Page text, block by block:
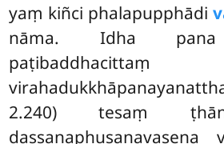
yaṃ kiñci phalapupphādi
nāma. Idha pana
paṭibaddhacittaṃ
2.240) tesaṃ